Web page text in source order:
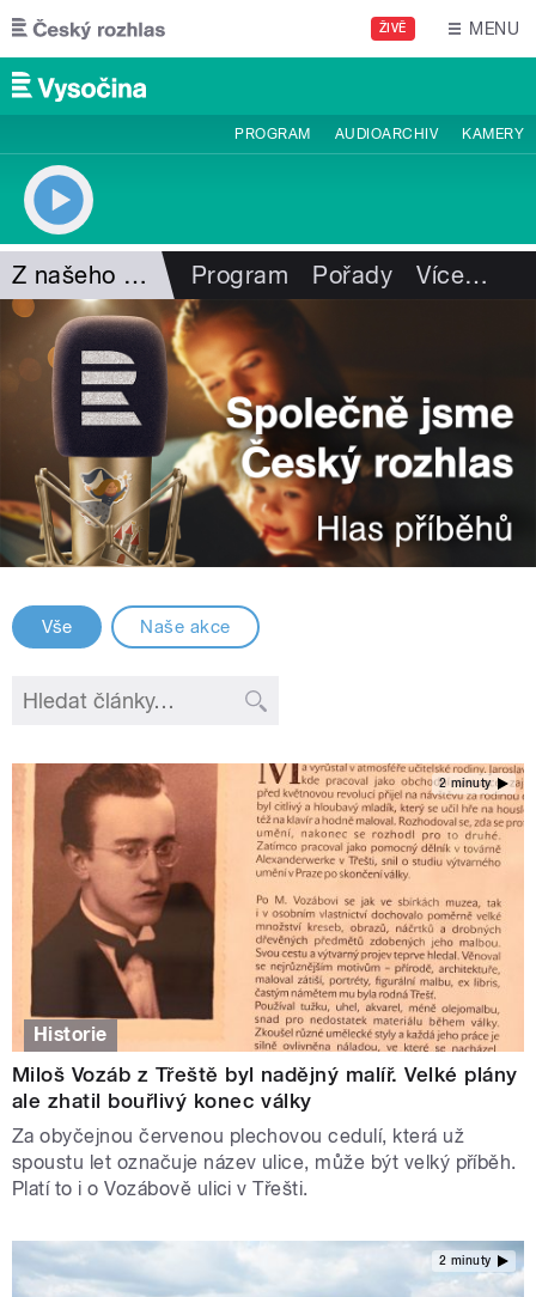
Přejít k hlavnímu obsahu
ŽIVĚ MENU
PROGRAM AUDIOARCHIV KAMERY
Z našeho vysílání Program Pořady Více…
Vše Naše akce
2 minuty
Historie
Miloš Vozáb z Třeště byl nadějný malíř. Velké plány
ale zhatil bouřlivý konec války
Za obyčejnou červenou plechovou cedulí, která už
spoustu let označuje název ulice, může být velký příběh.
Platí to i o Vozábově ulici v Třešti.
2 minuty